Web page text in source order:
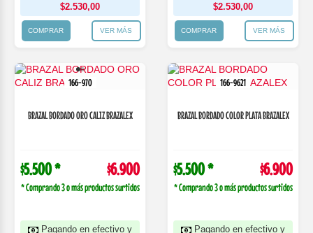
$2.530,00
COMPRAR VER MÁS
$2.530,00
COMPRAR VER MÁS
166-970
BRAZAL BORDADO ORO CALIZ BRAZALEX
$5.500 * $6.900
* Comprando 3 o más productos surtidos
Pagando en efectivo y
166-9621
BRAZAL BORDADO COLOR PLATA BRAZALEX
$5.500 * $6.900
* Comprando 3 o más productos surtidos
Pagando en efectivo y